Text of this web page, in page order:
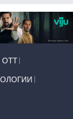
ОТТ